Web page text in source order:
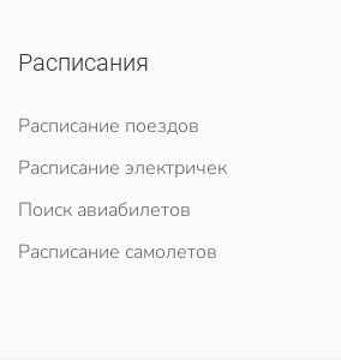
Расписания
Расписание поездов
Расписание электричек
Поиск авиабилетов
Расписание самолетов